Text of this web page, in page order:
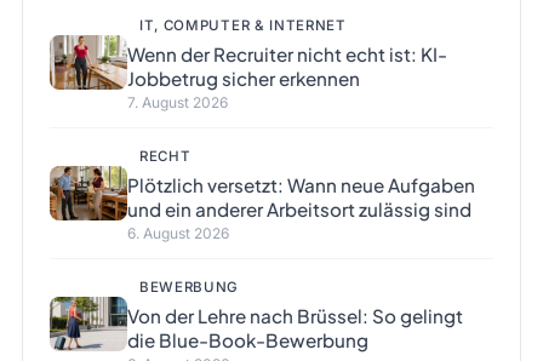
IT, COMPUTER & INTERNET
Wenn der Recruiter nicht echt ist: KI-
Jobbetrug sicher erkennen
7. August 2026
RECHT
Plötzlich versetzt: Wann neue Aufgaben
und ein anderer Arbeitsort zulässig sind
6. August 2026
BEWERBUNG
Von der Lehre nach Brüssel: So gelingt
die Blue-Book-Bewerbung